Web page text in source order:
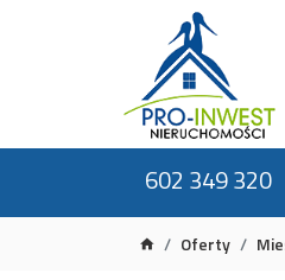
602 349 320
Oferty